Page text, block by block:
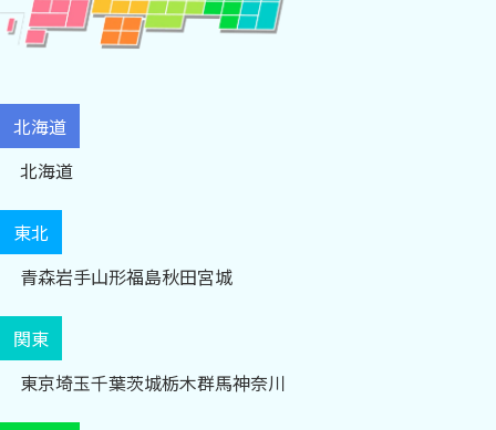
北海道
北海道
東北
青森岩手山形福島秋田宮城
関東
東京埼玉千葉茨城栃木群馬神奈川